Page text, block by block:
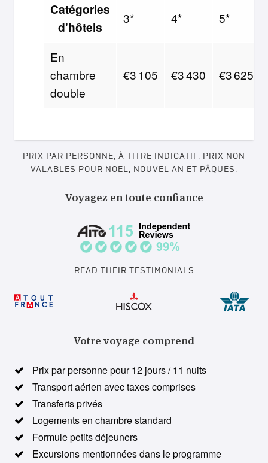
Catégories
d'hôtels
3* 4* 5*
En
chambre
double
€3 105 €3 430 €3 625
PRIX PAR PERSONNE, À TITRE INDICATIF. PRIX NON
VALABLES POUR NOËL, NOUVEL AN ET PÂQUES.
Voyagez en toute confiance
READ THEIR TESTIMONIALS
Votre voyage comprend
Prix par personne pour 12 jours / 11 nuits
Transport aérien avec taxes comprises
Transferts privés
Logements en chambre standard
Formule petits déjeuners
Excursions mentionnées dans le programme